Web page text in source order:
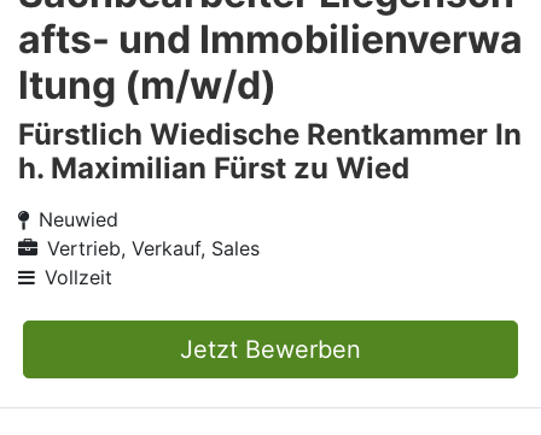
afts- und Immobilienverwa
ltung (m/w/d)
Fürstlich Wiedische Rentkammer In
h. Maximilian Fürst zu Wied
Neuwied
Vertrieb, Verkauf, Sales
Vollzeit
Jetzt Bewerben